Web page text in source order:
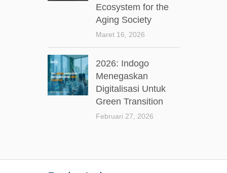
Ecosystem for the
Aging Society
Maret 16, 2026
2026: Indogo
Menegaskan
Digitalisasi Untuk
Green Transition
Februari 27, 2026